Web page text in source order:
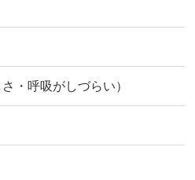
・呼吸がしづらい）